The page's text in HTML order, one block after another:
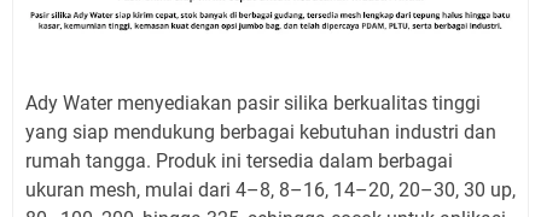
Ady Water menyediakan pasir silika berkualitas tinggi
yang siap mendukung berbagai kebutuhan industri dan
rumah tangga. Produk ini tersedia dalam berbagai
ukuran mesh, mulai dari 4–8, 8–16, 14–20, 20–30, 30 up,